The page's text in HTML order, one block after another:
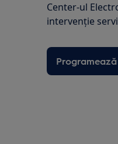
Center-ul
intervenţie